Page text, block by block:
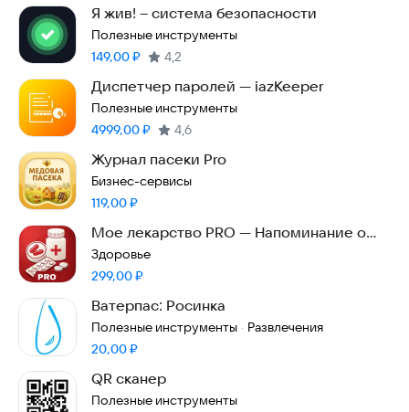
Я жив! – система безопасности
Полезные инструменты
Цена:
149,00₽ 4,2
Диспетчер паролей — iazKeeper
Полезные инструменты
Цена:
4999,00₽ 4,6
Журнал пасеки Pro
Бизнес-сервисы
Цена:
119,00₽
Мое лекарство PRO — Напоминание о
приеме
Здоровье
Цена:
299,00₽
Ватерпас: Росинка
Полезные инструменты · Развлечения
Цена:
20,00₽
QR сканер
Полезные инструменты